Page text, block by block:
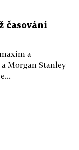
časování
a
a Morgan Stanley